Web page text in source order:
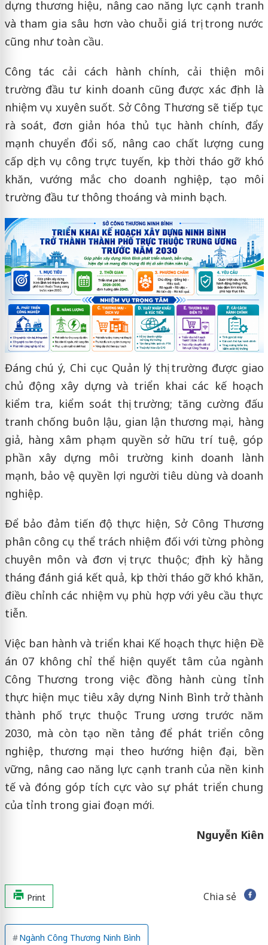
dựng thương hiệu, nâng cao năng lực cạnh tranh
và tham gia sâu hơn vào chuỗi giá trị trong nước
cũng như toàn cầu.
Công tác cải cách hành chính, cải thiện môi
trường đầu tư kinh doanh cũng được xác định là
nhiệm vụ xuyên suốt. Sở Công Thương sẽ tiếp tục
rà soát, đơn giản hóa thủ tục hành chính, đẩy
mạnh chuyển đổi số, nâng cao chất lượng cung
cấp dịch vụ công trực tuyến, kịp thời tháo gỡ khó
khăn, vướng mắc cho doanh nghiệp, tạo môi
trường đầu tư thông thoáng và minh bạch.
Đáng chú ý, Chi cục Quản lý thị trường được giao
chủ động xây dựng và triển khai các kế hoạch
kiểm tra, kiểm soát thị trường; tăng cường đấu
tranh chống buôn lậu, gian lận thương mại, hàng
giả, hàng xâm phạm quyền sở hữu trí tuệ, góp
phần xây dựng môi trường kinh doanh lành
mạnh, bảo vệ quyền lợi người tiêu dùng và doanh
nghiệp.
Để bảo đảm tiến độ thực hiện, Sở Công Thương
phân công cụ thể trách nhiệm đối với từng phòng
chuyên môn và đơn vị trực thuộc; định kỳ hằng
tháng đánh giá kết quả, kịp thời tháo gỡ khó khăn,
điều chỉnh các nhiệm vụ phù hợp với yêu cầu thực
tiễn.
Việc ban hành và triển khai Kế hoạch thực hiện Đề
án 07 không chỉ thể hiện quyết tâm của ngành
Công Thương trong việc đồng hành cùng tỉnh
thực hiện mục tiêu xây dựng Ninh Bình trở thành
thành phố trực thuộc Trung ương trước năm
2030, mà còn tạo nền tảng để phát triển công
nghiệp, thương mại theo hướng hiện đại, bền
vững, nâng cao năng lực cạnh tranh của nền kinh
tế và đóng góp tích cực vào sự phát triển chung
của tỉnh trong giai đoạn mới.
Nguyễn Kiên
Print Chia sẻ
Ngành Công Thương Ninh Bình